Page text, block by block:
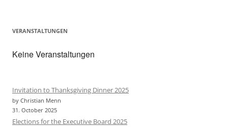
VERANSTALTUNGEN
Keine Veranstaltungen
Invitation to Thanksgiving Dinner 2025
by Christian Menn
31. October 2025
Elections for the Executive Board 2025